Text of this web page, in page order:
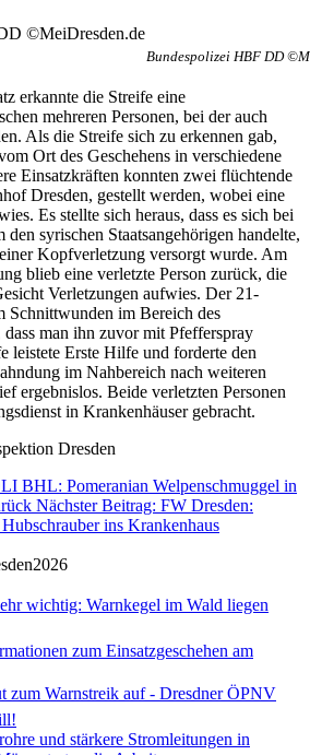
Bundespolizei HBF DD
erkannte die Streife eine
mehreren Personen, bei der auch
Als die Streife sich zu erkennen gab,
Ort des Geschehens in verschiedene
Einsatzkräften konnten zwei flüchtende
Dresden, gestellt werden, wobei eine
Es stellte sich heraus, dass es sich bei
den syrischen Staatsangehörigen handelte,
Kopfverletzung versorgt wurde. Am
blieb eine verletzte Person zurück, die
Verletzungen aufwies. Der 21-
Schnittwunden im Bereich des
man ihn zuvor mit Pfefferspray
leistete Erste Hilfe und forderte den
im Nahbereich nach weiteren
ergebnislos. Beide verletzten Personen
in Krankenhäuser gebracht.
Dresden
BHL: Pomeranian Welpenschmuggel in
Nächster Beitrag: FW Dresden:
ins Krankenhaus
wichtig: Warnkegel im Wald liegen
zum Einsatzgeschehen am
zum Warnstreik auf - Dresdner ÖPNV
und stärkere Stromleitungen in